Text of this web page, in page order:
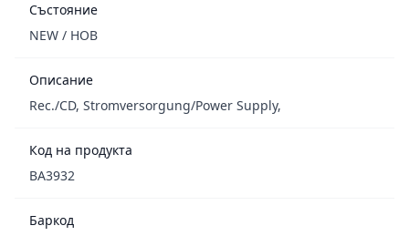
Състояние
NEW / НОВ
Описание
Rec./CD, Stromversorgung/Power Supply,
Код на продукта
BA3932
Баркод